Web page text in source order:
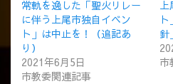
常軌を逸した「聖火リレー
に伴う上尾市独自イベン
ト」は中止を！（追記あ
り）
2021年6月5日
市教委関連記事
上
針
市